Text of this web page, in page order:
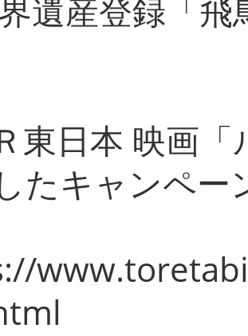
遺産登録「
東日本 映画
たキャンペー